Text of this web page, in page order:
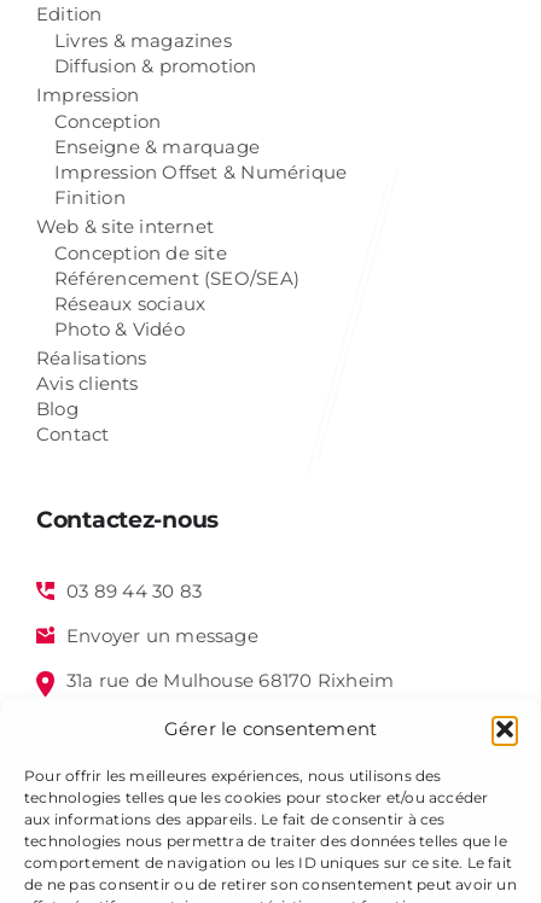
Gérer le consentement
Pour offrir les meilleures expériences, nous utilisons des
technologies telles que les cookies pour stocker et/ou accéder
aux informations des appareils. Le fait de consentir à ces
technologies nous permettra de traiter des données telles que le
comportement de navigation ou les ID uniques sur ce site. Le fait
de ne pas consentir ou de retirer son consentement peut avoir un
Edition
Livres & magazines
Diffusion & promotion
Impression
Conception
Enseigne & marquage
Impression Offset & Numérique
Finition
Web & site internet
Conception de site
Référencement (SEO/SEA)
Réseaux sociaux
Photo & Vidéo
Réalisations
Avis clients
Blog
Contact
Contactez-nous
03 89 44 30 83
Envoyer un message
31a rue de Mulhouse 68170 Rixheim